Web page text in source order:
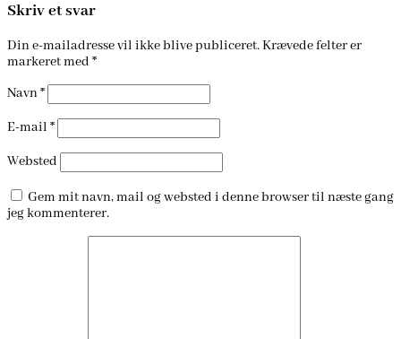
Skriv et svar
Din e-mailadresse vil ikke blive publiceret.Krævede felter er
markeret med *
Navn*
E-mail *
Websted
Gem mit navn, mail og websted i denne browser til næste gang
jeg kommenterer.